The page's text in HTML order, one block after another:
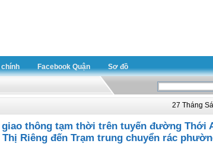
chính Facebook Quận Sơ đồ
27 Tháng
thông tạm thời trên tuyến đường Thới
Riêng đến Trạm trung chuyển rác